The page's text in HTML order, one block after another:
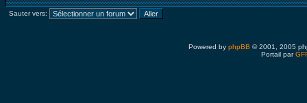
Sauter vers:
Powered by phpBB © 2001, 2005
Portail par